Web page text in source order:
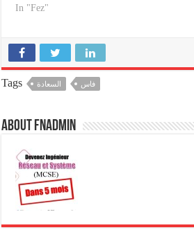
In "Fez"
Tags السعادة فاس
About fnadmin